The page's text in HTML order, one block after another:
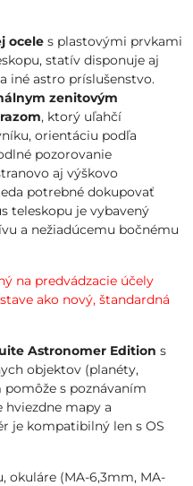
ocele s plastovými prvkami
statív disponuje aj
iné astro príslušenstvo.
zenitovým
, ktorý uľahčí
orientáciu podľa
pozorovanie
aj výškovo
potrebné dokupovať
teleskopu je vybavený
a nežiadúcemu bočnému
na predvádzacie účely
ako nový, štandardná
Astronomer Edition s
objektov (planéty,
s poznávaním
mapy a
je kompatibilný len s OS
okuláre (MA-6,3mm, MA-